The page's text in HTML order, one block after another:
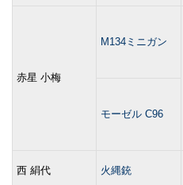
赤星 小梅
M134ミニガン
モーゼル C96
西 絹代 火縄銃